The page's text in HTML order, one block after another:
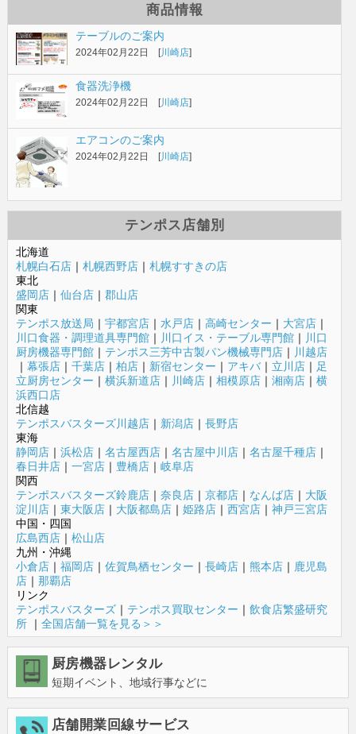
商品情報
テーブルのご案内
2024年02月22日 [川崎店]
食器洗浄機
2024年02月22日 [川崎店]
エアコンのご案内
2024年02月22日 [川崎店]
テンポス店舗別
北海道
札幌白石店｜ 札幌西野店｜ 札幌すすきの店
東北
盛岡店｜ 仙台店｜ 郡山店
関東
テンポス放送局 ｜ 宇都宮店｜ 水戸店｜ 高崎センター ｜ 大宮店｜
川口食器・調理道具専門館｜ 川口イス・テーブル専門館｜ 川口
厨房機器専門館｜ テンポス三芳中古製パン機械専門店｜ 川越店
｜ 幕張店｜ 千葉店｜ 柏店｜ 新宿センター ｜ アキバ｜ 立川店｜ 足
立厨房センター ｜ 横浜新道店｜ 川崎店｜ 相模原店｜ 湘南店｜ 横
浜西口店
北信越
テンポスバスターズ川越店｜ 新潟店｜ 長野店
東海
静岡店｜ 浜松店｜ 名古屋西店｜ 名古屋中川店｜ 名古屋千種店｜
春日井店｜ 一宮店｜ 豊橋店｜ 岐阜店
関西
テンポスバスターズ鈴鹿店｜ 奈良店｜ 京都店｜ なんば店｜ 大阪
淀川店｜ 東大阪店｜ 大阪都島店｜ 姫路店｜ 西宮店｜ 神戸三宮店
中国・四国
広島西店｜ 松山店
九州・沖縄
小倉店｜ 福岡店｜ 佐賀鳥栖センター ｜ 長崎店｜ 熊本店｜ 鹿児島
店｜ 那覇店
リンク
テンポスバスターズ｜ テンポス買取センター ｜ 飲食店繁盛研究
所｜ 全国店舗一覧を見る＞＞
厨房機器レンタル
短期イベント、地域行事などに
店舗開業回線サービス